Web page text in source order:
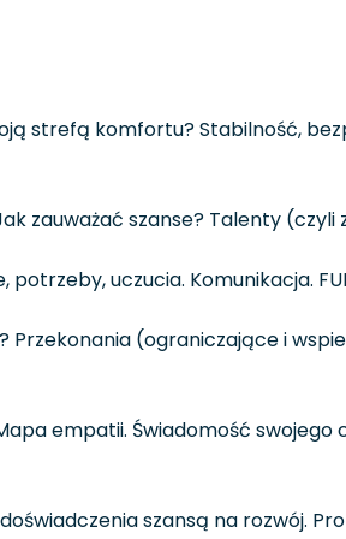
strefą komfortu? Stabilność,
zauważać szanse? Talenty (czyli
uczucia. Komunikacja.
(ograniczające i
empatii. Świadomość swojego
szansą na rozwój.